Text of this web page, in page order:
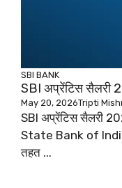
SBI BANK
SBI अप्रेंटिस सैलरी
May 20, 2026Tripti
SBI अप्रेंटिस सैलरी
State Bank of India
तहत ...